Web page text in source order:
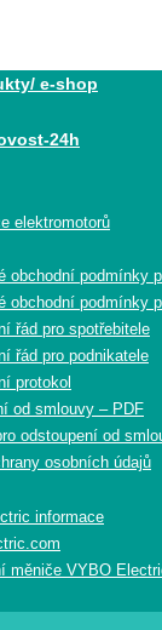
e-shop
24h
elektromotorů
obchodní podmínky
obchodní podmínky
řád pro spotřebitele
řád pro podnikatele
protokol
od smlouvy – PDF
odstoupení od
osobních údajů
informace
měniče VYBO